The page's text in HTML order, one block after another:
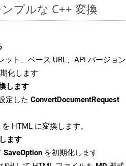
プルな C++ 変換
ト、ベース URL、API バージョン
化します
します
定した ConvertDocumentRequest
HTML に変換します。
ます
SaveOption を初期化します